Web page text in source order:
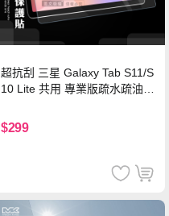
超抗刮 三星 Galaxy Tab S11/S
10 Lite 共用 專業版疏水疏油9
$299